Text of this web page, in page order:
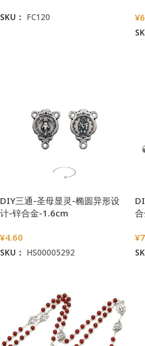
SKU： FC120 ¥
DIY三通-圣母显灵-椭圆异形设
计-锌合金-1.6cm
¥4.60
SKU： HS00005292
¥